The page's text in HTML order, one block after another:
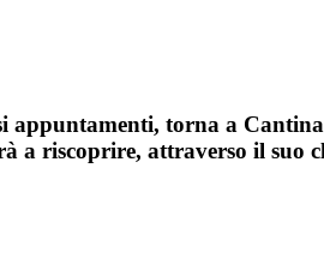
appuntamenti, torna a
a riscoprire, attraverso il suo